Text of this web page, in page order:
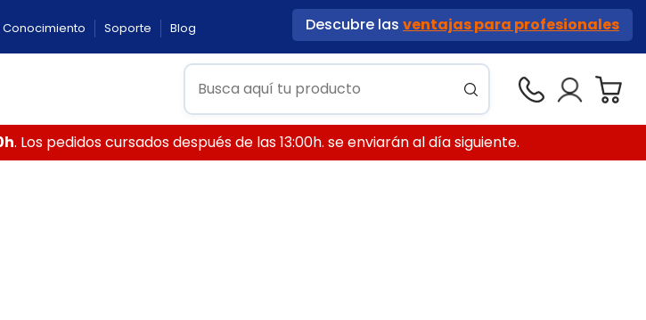
Conocimiento Soporte Blog Descubre las ventajas para profesionales
. Los pedidos cursados después de las 13:00h. se enviarán al día siguiente.